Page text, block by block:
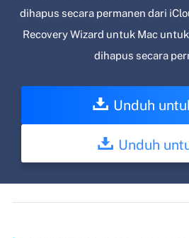
dihapus secara permanen dari
Recovery Wizard untuk Mac
dihapus secara
Unduh
Unduh